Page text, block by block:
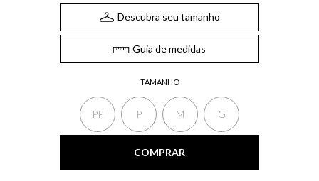
TAMANHO
PP P M G
Descubra seu tamanho
Guia de medidas
COMPRAR